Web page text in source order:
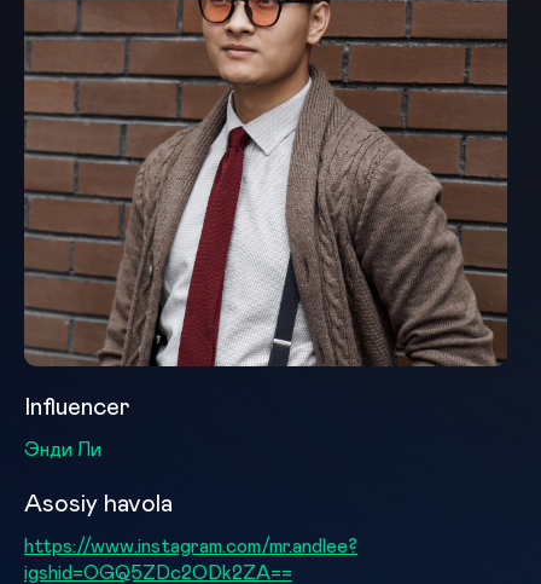
Influencer
Энди Ли
Asosiy havola
https://www.instagram.com/mr.andlee?
igshid=OGQ5ZDc2ODk2ZA==